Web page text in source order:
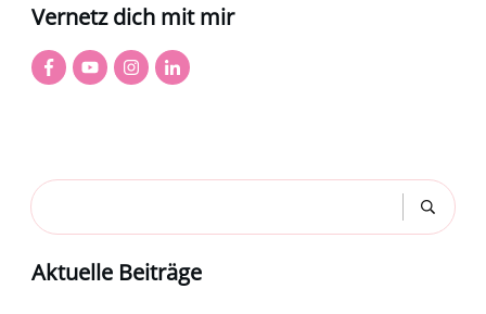
Vernetz dich mit mir
Aktuelle Beiträge